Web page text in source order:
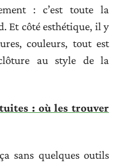
: c’est toute la
Et côté esthétique, il y
couleurs, tout est
au style de la
: où les trouver
sans quelques outils